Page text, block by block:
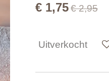
€ 1,75€ 2,95
Uitverkocht